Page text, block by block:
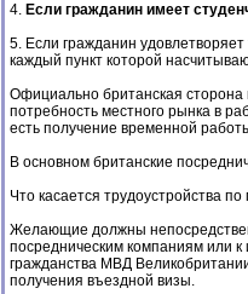
4. Если гражданин имеет
5. Если гражданин
каждый пункт которой
Официально британская сторона
потребность местного рынка в
есть получение временной
В основном британские
Что касается трудоустройства
Желающие должны
посредническим компаниям или
гражданства МВД
получения въездной визы.